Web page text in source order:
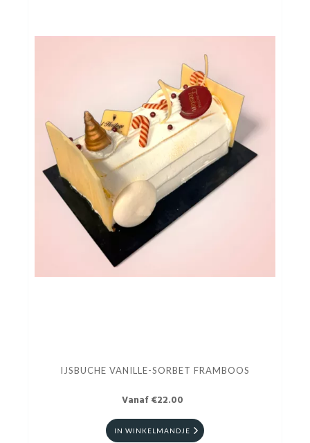
IJSBUCHE VANILLE-SORBET FRAMBOOS
Vanaf €22.00
IN WINKELMANDJE